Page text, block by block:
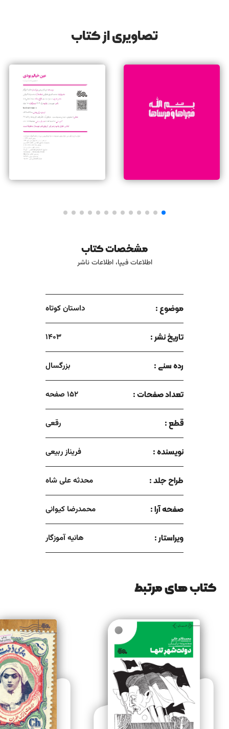
آن روز برای اولین بار دلم لرزید.تصاویری از کتاب
مشخصات کتاب
اطلاعات فیپا، اطلاعات ناشر
موضوع : داستان کوتاه
تاریخ نشر : 1403
رده سنی : بزرگسال
تعداد صفحات : 152 صفحه
قطع : رقعی
نویسنده : فریناز ربیعی
طراح جلد : محدثه علی شاه
صفحه آرا : محمدرضا کیوانی
ویراستار : هانیه آموزگار
کتاب های مرتبط